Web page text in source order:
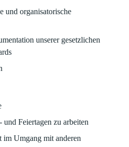
und organisatorische
unserer gesetzlichen
und Feiertagen zu arbeiten
im Umgang mit anderen